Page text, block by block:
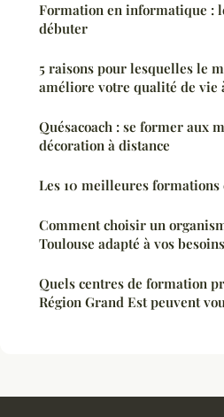
Formation en informatique :
débuter
5 raisons pour lesquelles le
améliore votre qualité de vie
Quésacoach : se former aux
décoration à distance
Les 10 meilleures formations
Comment choisir un
Toulouse adapté à vos
Quels centres de formation
Région Grand Est peuvent